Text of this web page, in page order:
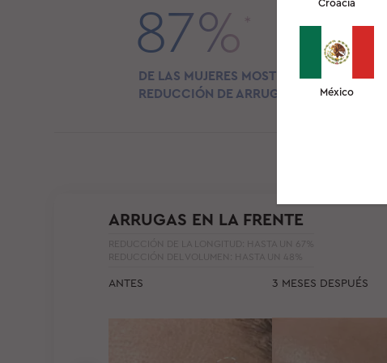
87%
DE LAS MUJERES MOSTRARON
REDUCCIÓN DE ARRUGAS
ARRUGAS EN LA FRENTE
REDUCCIÓN DE LA LONGITUD: HASTA UN 67%
REDUCCIÓN DEL VOLUMEN: HASTA UN 48%
ANTES 3 MESES DESPUÉS
Croacia
México